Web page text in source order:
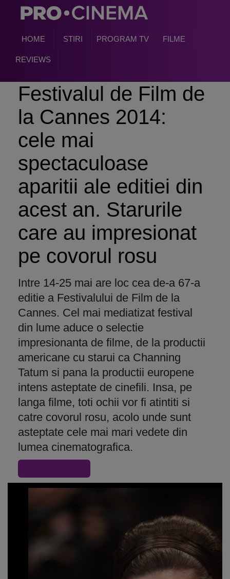
HOME STIRI PROGRAM TV FILME
REVIEWS
Festivalul de Film de
la Cannes 2014:
cele mai
spectaculoase
aparitii ale editiei din
acest an. Starurile
care au impresionat
pe covorul rosu
Intre 14-25 mai are loc cea de-a 67-a
editie a Festivalului de Film de la
Cannes. Cel mai mediatizat festival
din lume aduce o selectie
impresionanta de filme, de la productii
americane cu starui ca Channing
Tatum si pana la productii europene
intens asteptate de cinefili. Insa, pe
langa filme, toti ochii vor fi atintiti si
catre covorul rosu, acolo unde sunt
asteptate cele mai mari vedete din
lumea cinematografica.